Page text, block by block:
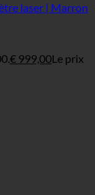
laser | Marron
€ 999,00Le prix